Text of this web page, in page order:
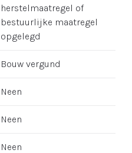
herstelmaatregel of
bestuurlijke maatregel
opgelegd
Bouw vergund
Neen
Neen
Neen